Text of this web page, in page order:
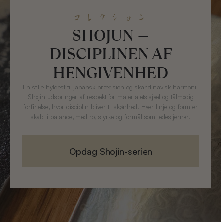
コレクション
SHOJUN —
DISCIPLINEN AF
HENGIVENHED
En stille hyldest til japansk præcision og skandinavisk harmoni.
Shojin udspringer af respekt for materialets sjæl og tålmodig
forfinelse, hvor disciplin bliver til skønhed. Hver linje og form er
skabt i balance, med ro, styrke og formål som ledestjerner.
Opdag Shojin-serien